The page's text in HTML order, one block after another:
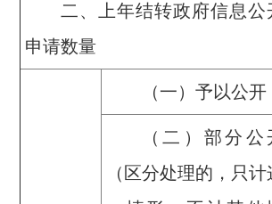
二、上年结转政府信息公
申请数量
（一）予以公开
（二）部分公
（区分处理的，只计